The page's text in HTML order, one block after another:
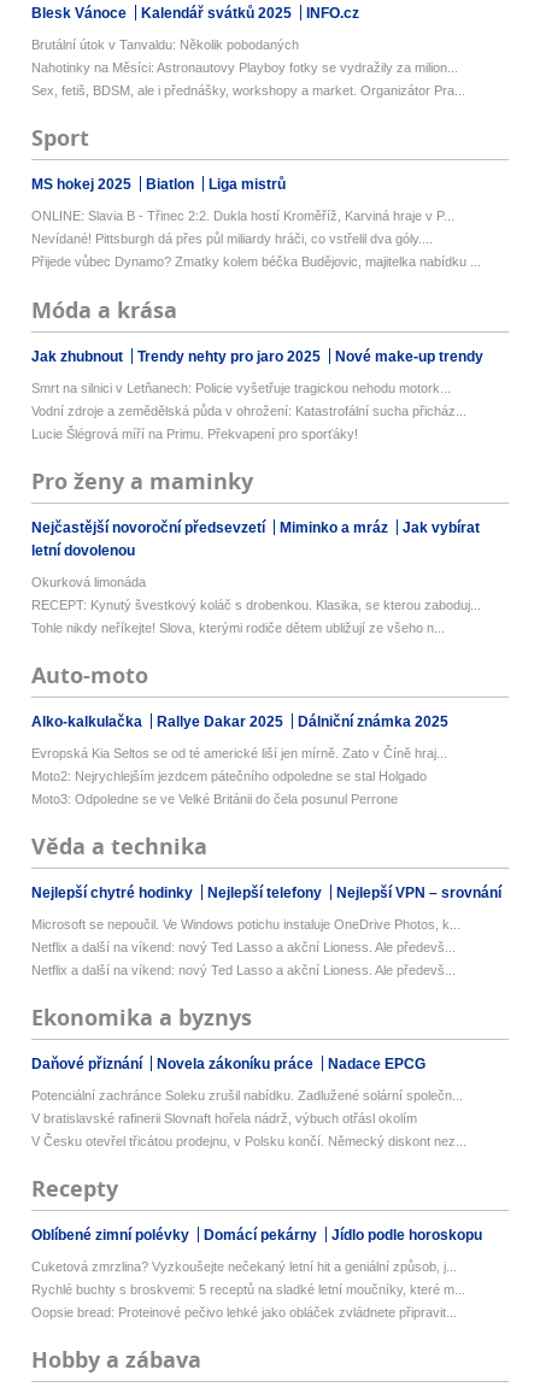
Blesk Vánoce Kalendář svátků 2025 INFO.cz
Brutální útok v Tanvaldu: Několik pobodaných
Nahotinky na Měsíci: Astronautovy Playboy fotky se vydražily za milion...
Sex, fetiš, BDSM, ale i přednášky, workshopy a market. Organizátor Pra...
Sport
MS hokej 2025 Biatlon Liga mistrů
ONLINE: Slavia B - Třinec 2:2. Dukla hostí Kroměříž, Karviná hraje v P...
Nevídané! Pittsburgh dá přes půl miliardy hráči, co vstřelil dva góly....
Přijede vůbec Dynamo? Zmatky kolem béčka Budějovic, majitelka nabídku ...
Móda a krása
Jak zhubnout Trendy nehty pro jaro 2025 Nové make-up trendy
Smrt na silnici v Letňanech: Policie vyšetřuje tragickou nehodu motork...
Vodní zdroje a zemědělská půda v ohrožení: Katastrofální sucha přicház...
Lucie Šlégrová míří na Primu. Překvapení pro sporťáky!
Pro ženy a maminky
Nejčastější novoroční předsevzetí Miminko a mráz
Jak vybírat
letní dovolenou
Okurková limonáda
RECEPT: Kynutý švestkový koláč s drobenkou. Klasika, se kterou zaboduj...
Tohle nikdy neříkejte! Slova, kterými rodiče dětem ubližují ze všeho n...
Auto-moto
Alko-kalkulačka Rallye Dakar 2025 Dálniční známka 2025
Evropská Kia Seltos se od té americké liší jen mírně. Zato v Číně hraj...
Moto2: Nejrychlejším jezdcem pátečního odpoledne se stal Holgado
Moto3: Odpoledne se ve Velké Británii do čela posunul Perrone
Věda a technika
Nejlepší chytré hodinky Nejlepší telefony Nejlepší VPN – srovnání
Microsoft se nepoučil. Ve Windows potichu instaluje OneDrive Photos, k...
Netflix a další na víkend: nový Ted Lasso a akční Lioness. Ale předevš...
Netflix a další na víkend: nový Ted Lasso a akční Lioness. Ale předevš...
Ekonomika a byznys
Daňové přiznání Novela zákoníku práce Nadace EPCG
Potenciální zachránce Soleku zrušil nabídku. Zadlužené solární společn...
V bratislavské rafinerii Slovnaft hořela nádrž, výbuch otřásl okolím
V Česku otevřel třicátou prodejnu, v Polsku končí. Německý diskont nez...
Recepty
Oblíbené zimní polévky Domácí pekárny Jídlo podle horoskopu
Cuketová zmrzlina? Vyzkoušejte nečekaný letní hit a geniální způsob, j...
Rychlé buchty s broskvemi: 5 receptů na sladké letní moučníky, které m...
Oopsie bread: Proteinové pečivo lehké jako obláček zvládnete připravit...
Hobby a zábava